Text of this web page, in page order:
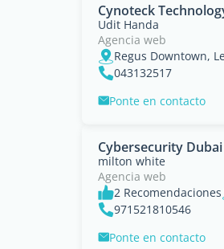
Cynoteck
Udit Handa
Agencia web
Regus Downtown,
043132517
Ponte en contacto
Cybersecurity Dubai
milton white
Agencia web
2 Recomendaciones
971521810546
Ponte en contacto